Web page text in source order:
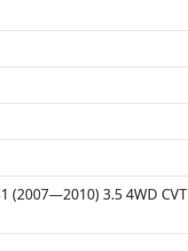
(2007—2010) 3.5 4WD CVT